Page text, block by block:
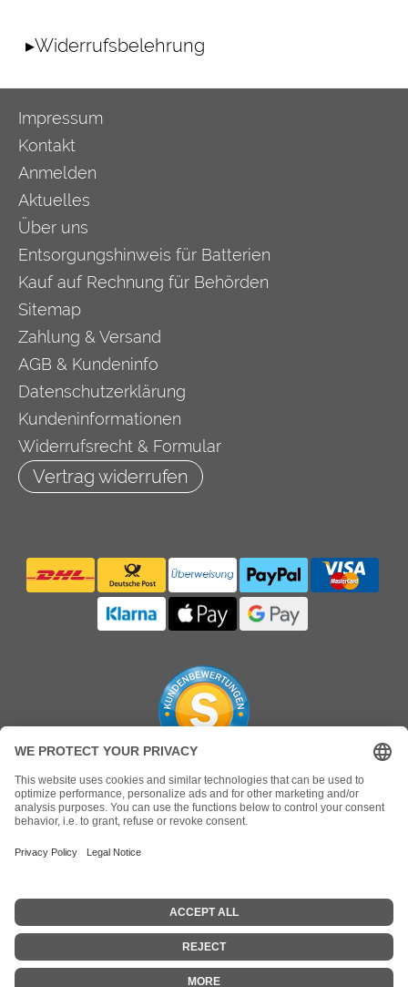
▸Widerrufsbelehrung
Impressum
Kontakt
Anmelden
Aktuelles
Über uns
Entsorgungshinweis für Batterien
Kauf auf Rechnung für Behörden
Sitemap
Zahlung & Versand
AGB & Kundeninfo
Datenschutzerklärung
Kundeninformationen
Widerrufsrecht & Formular
Vertrag widerrufen
*Alle Preise verstehen sich inklusive 19% MwSt.. und zzgl.
Sämtliche Markennamen, Warenzeichen sowie
Eigentümer und dienen hier nur der Beschreibung.
© 2026 - GYMPARTS.DE
Ersatzteile Fitnessgeräte Sportgeräte Laufband Crosstrainer Ergometer Indoorcycling Bike Stepper Cybex
Johnson Life Fitness Nautilus Matrix Stairmaster Startrac Technogym Drahtseil Stahlseil Flachbandriemen